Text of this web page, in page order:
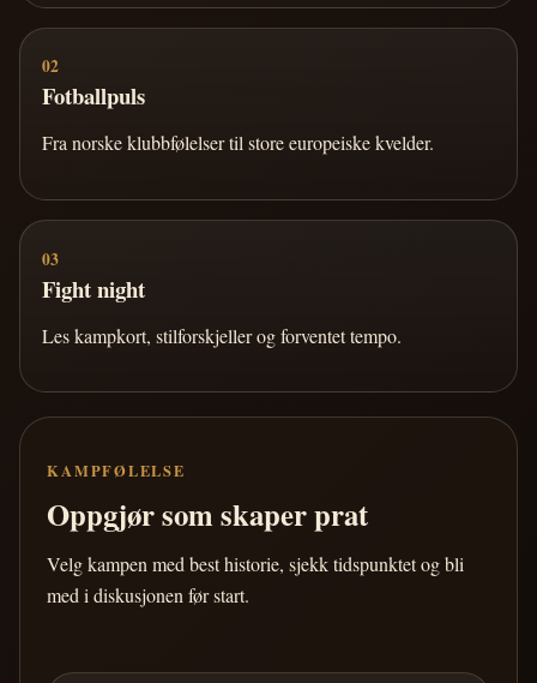
02
Fotballpuls
Fra norske klubbfølelser til store europeiske kvelder.
03
Fight night
Les kampkort, stilforskjeller og forventet tempo.
KAMPFØLELSE
Oppgjør som skaper prat
Velg kampen med best historie, sjekk tidspunktet og bli
med i diskusjonen før start.